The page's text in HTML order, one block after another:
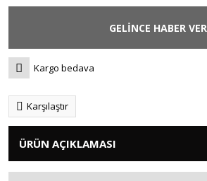
GELİNCE HABER VER
Kargo bedava
Karşılaştır
ÜRÜN AÇIKLAMASI